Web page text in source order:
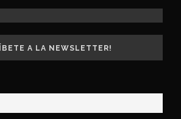
A LA NEWSLETTER!